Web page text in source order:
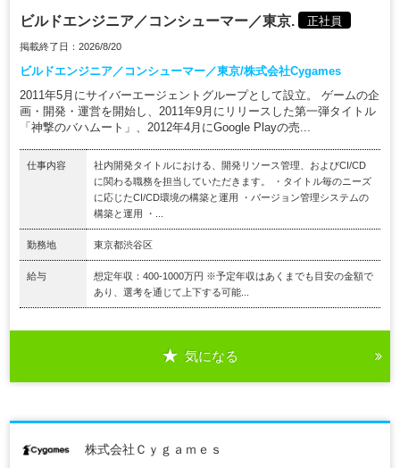
ビルドエンジニア／コンシューマー／東京. 正社員
掲載終了日：2026/8/20
ビルドエンジニア／コンシューマー／東京/株式会社Cygames
2011年5月にサイバーエージェントグループとして設立。 ゲームの企
画・開発・運営を開始し、2011年9月にリリースした第一弾タイトル
「神撃のバハムート」、2012年4月にGoogle Playの売...
仕事内容
社内開発タイトルにおける、開発リソース管理、およびCI/CD
に関わる職務を担当していただきます。 ・タイトル毎のニーズ
に応じたCI/CD環境の構築と運用 ・バージョン管理システムの
構築と運用 ・...
勤務地 東京都渋谷区
給与
想定年収：400-1000万円 ※予定年収はあくまでも目安の金額で
あり、選考を通じて上下する可能...
気になる
株式会社Ｃｙｇａｍｅｓ